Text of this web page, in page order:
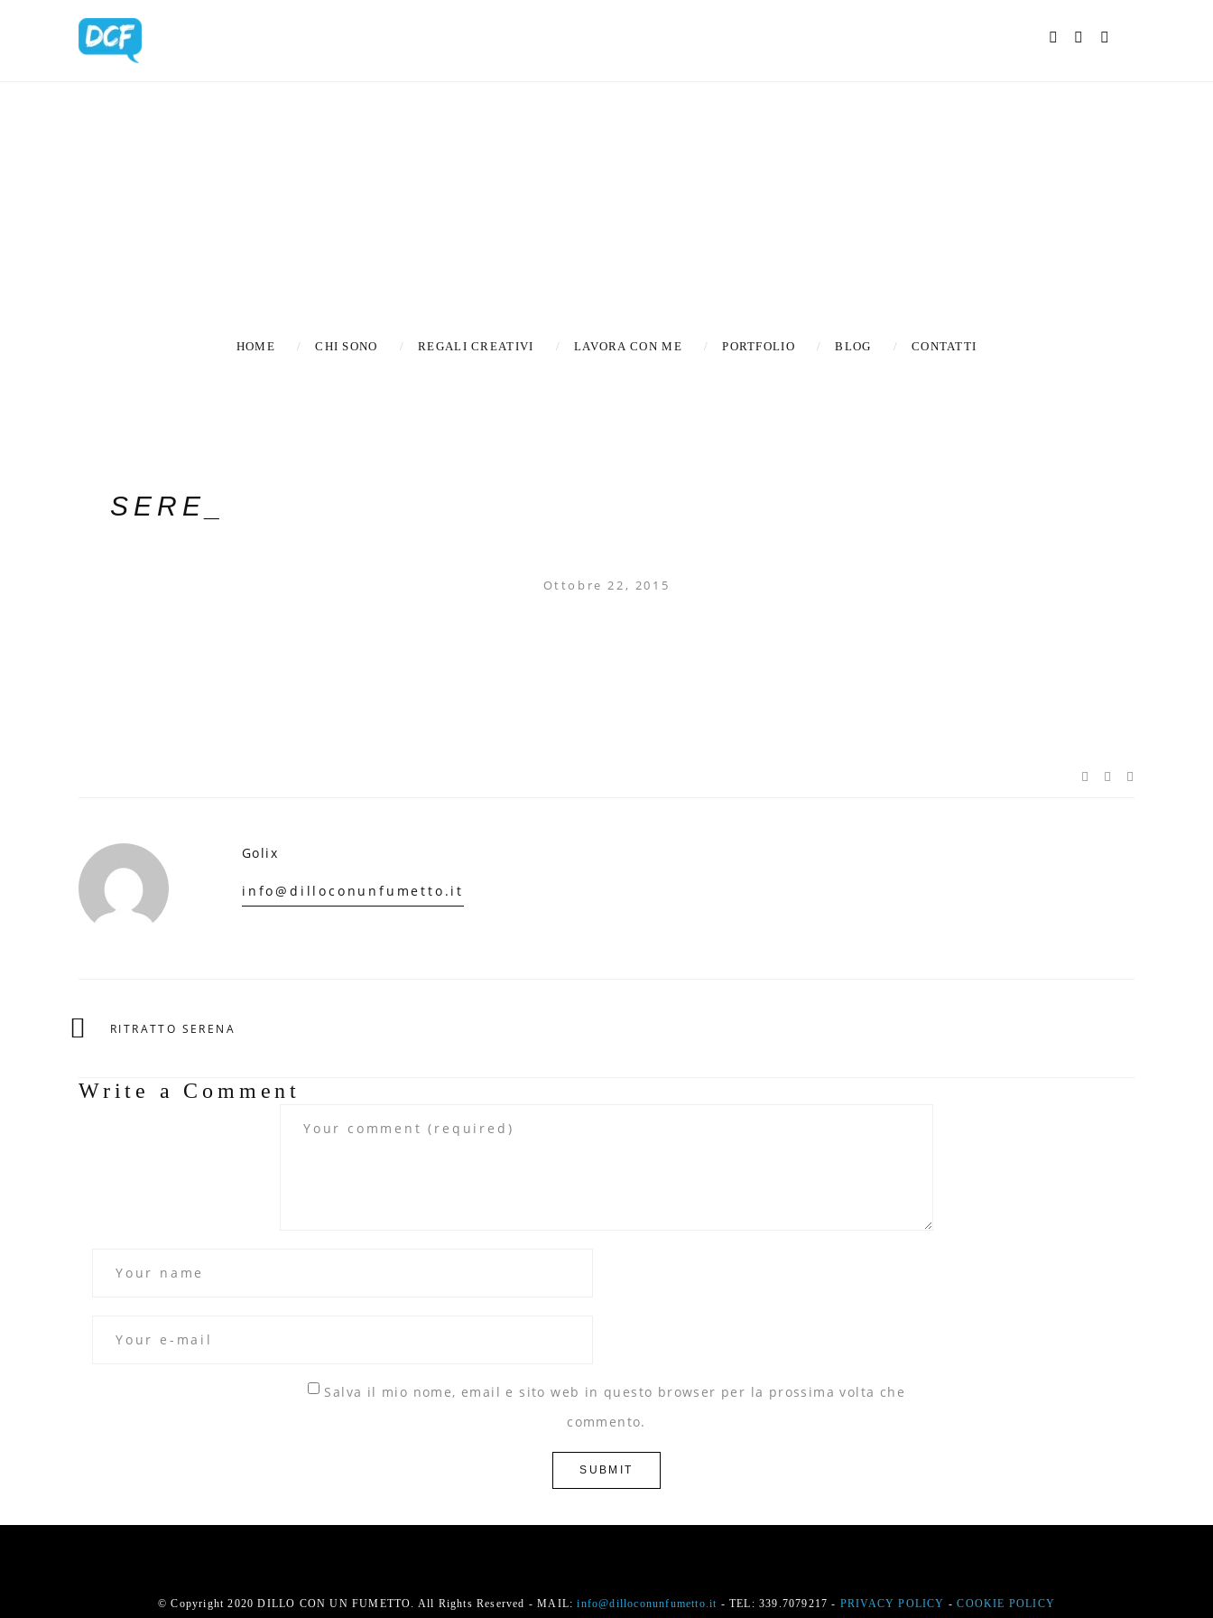
HOME CHI SONO REGALI CREATIVI LAVORA CON ME PORTFOLIO BLOG CONTATTI
SERE_
Ottobre 22, 2015
Golix
info@dilloconunfumetto.it
RITRATTO SERENA
Write a Comment
Salva il mio nome, email e sito web in questo browser per la prossima volta che
commento.
© Copyright 2020 DILLO CON UN FUMETTO. All Rights Reserved - MAIL:info@dilloconunfumetto.it - TEL: 339.7079217 - PRIVACY POLICY -COOKIE POLICY